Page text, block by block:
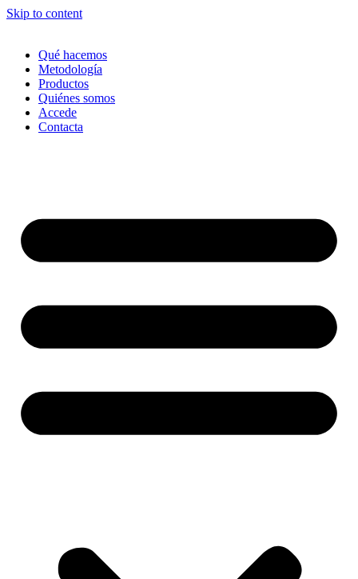
Skip to content
Qué hacemos
Metodología
Productos
Quiénes somos
Accede
Contacta